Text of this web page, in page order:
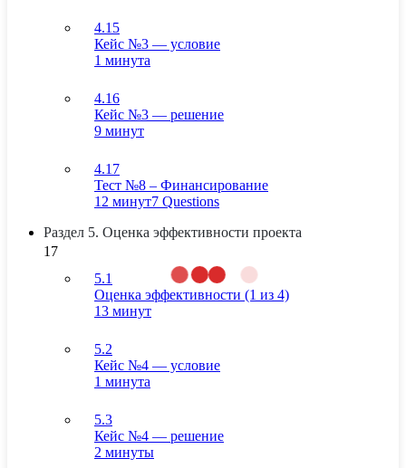
4.15
Кейс №3 — условие
1 минута
4.16
Кейс №3 — решение
9 минут
4.17
Тест №8 – Финансирование
12 минут7 Questions
Раздел 5. Оценка эффективности проекта
17
5.1
Оценка эффективности (1 из 4)
13 минут
5.2
Кейс №4 — условие
1 минута
5.3
Кейс №4 — решение
2 минуты